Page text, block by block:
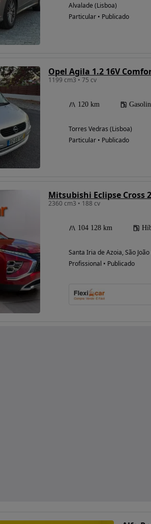
Alvalade (Lisboa)
Particular • Publicado
Opel Agila 1.2 16V
1199 cm3 • 75 cv
120 km
Torres Vedras (Lisboa)
Particular • Publicado
Mitsubishi Eclipse Cross
2360 cm3 • 188 cv
104 128 km
Santa Iria de Azoia, São
Profissional • Publicado